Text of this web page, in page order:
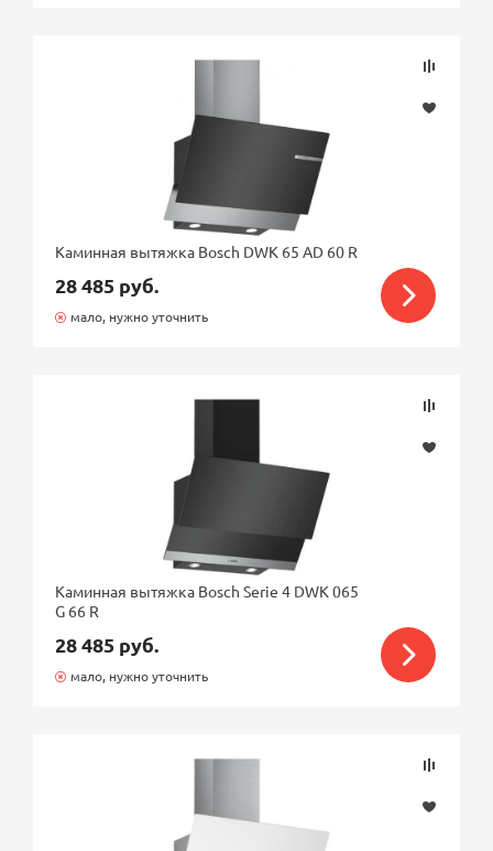
Каминная вытяжка Bosch DWK 65 AD 60 R
28 485 руб.
мало, нужно уточнить
Каминная вытяжка Bosch Serie 4 DWK 065
G 66 R
28 485 руб.
мало, нужно уточнить